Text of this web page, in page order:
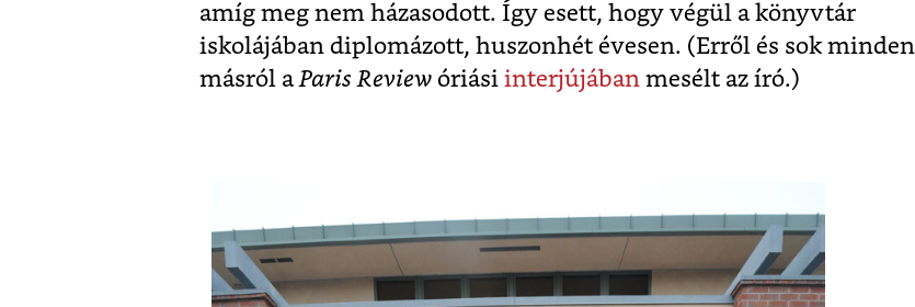
amíg meg nem házasodott. Így esett, hogy végül a könyvtár
iskolájában diplomázott, huszonhét évesen. (Erről és sok minden
másról aParis Review óriási interjújában mesélt az író.)